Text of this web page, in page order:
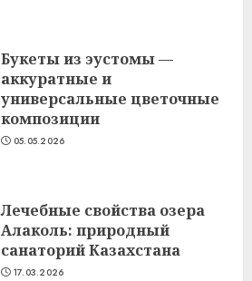
Букеты из эустомы —
аккуратные и
универсальные цветочные
композиции
05.05.2026
Лечебные свойства озера
Алаколь: природный
санаторий Казахстана
17.03.2026